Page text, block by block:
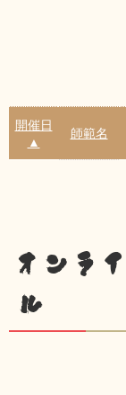
開催日
▲
師範名
オンラ
ル